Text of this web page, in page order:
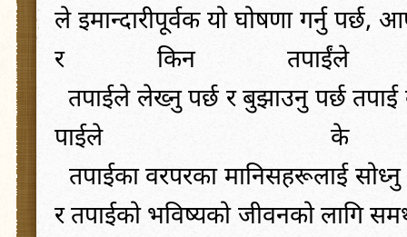
ले इमान्दारीपूर्वक यो घोषणा गर्नु पर्छ,
र
किन
तपाईंले
तपाईले लेख्नु पर्छ र बुझाउनु पर्छ तपाई
पाईले
के
तपाईका वरपरका मानिसहरूलाई सोध्नु
र तपाईको भविष्यको जीवनको लागि